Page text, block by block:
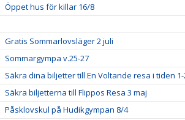
Öppet hus för killar 16/8
Gratis Sommarlovsläger 2 juli
Sommargympa v.25-27
Säkra dina biljetter till En Voltande resa i tiden 1-
Säkra biljetterna till Flippos Resa 3 maj
Påsklovskul på Hudikgympan 8/4